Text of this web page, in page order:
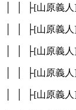
│ │ ├[山原義人
│ │ ├[山原義人
│ │ ├[山原義人
│ │ ├[山原義人
│ │ ├[山原義人